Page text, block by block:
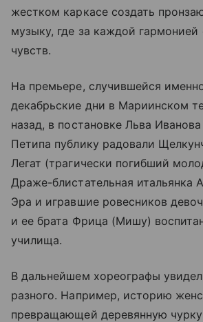
жестком каркасе создать
музыку, где за каждой гармонией
чувств.
На премьере, случившейся
декабрьские дни в Мариинском
назад, в постановке Льва
Петипа публику радовали
Легат (трагически погибший
Драже-блистательная итальянка
Эра и игравшие ровесников
и ее брата Фрица (Мишу)
училища.
В дальнейшем хореографы
разного. Например, историю
превращающей деревянную